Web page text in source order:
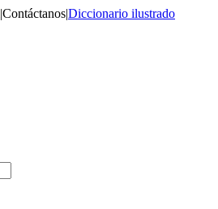
|Contáctanos|Diccionario ilustrado